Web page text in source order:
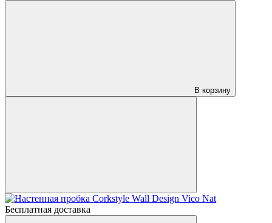
В корзину
Бесплатная доставка